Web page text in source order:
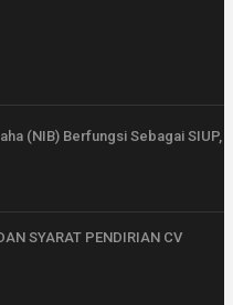
(NIB) Berfungsi Sebagai SIUP,
SYARAT PENDIRIAN CV